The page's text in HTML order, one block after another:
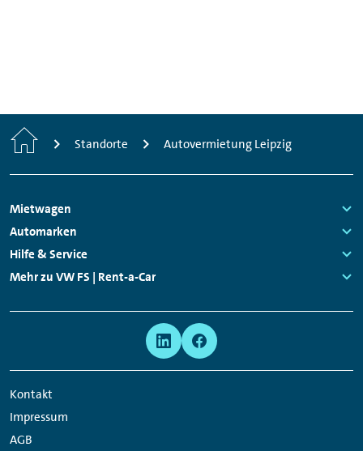
Start Standorte Autovermietung Leipzig
Footer
Navigation
Mietwagen
Links:
Automarken
Links:
Hilfe & Service
Links:
Mehr zu VW FS | Rent-a-Car
Kontakt
Impressum
AGB
Network
Links